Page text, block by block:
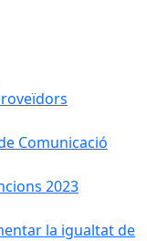
Comunicació
2023
la igualtat de